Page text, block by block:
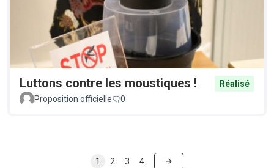
Luttons contre les moustiques !
Réalisé
Proposition officielle
0
1 2 3 4